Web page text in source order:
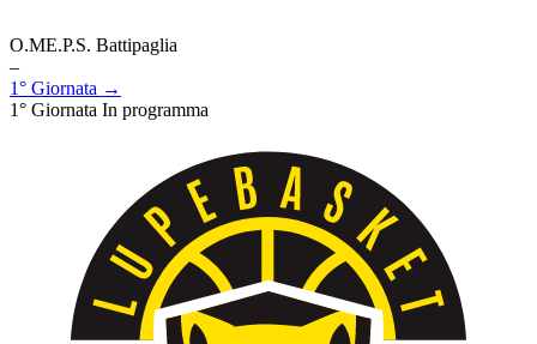
O.ME.P.S. Battipaglia
–
1° Giornata →
1° Giornata In programma